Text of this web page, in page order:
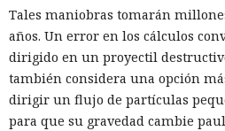
Tales maniobras tomarán
años. Un error en los cálculos
dirigido en un proyectil
también considera una opción
dirigir un flujo de partículas
para que su gravedad cambie